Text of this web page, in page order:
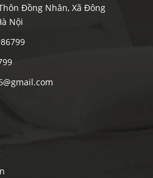
Đồng Nhân, Xã Đông
Nội